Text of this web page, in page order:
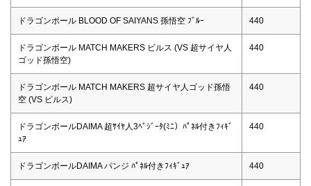
ドラゴンボール BLOOD OF SAIYANS 孫悟空 ﾌﾞﾙｰ 440
ドラゴンボール MATCH MAKERS ビルス (VS 超サイヤ人
ゴッド孫悟空)
440
ドラゴンボール MATCH MAKERS 超サイヤ人ゴッド孫悟
空 (VS ビルス)
440
ドラゴンボールDAIMA 超ｻｲﾔ人3ﾍﾞｼﾞｰﾀ(ﾐﾆ）ﾊﾟﾈﾙ付きﾌｨｷﾞ
ｭｱ
440
ドラゴンボールDAIMA パンジ ﾊﾟﾈﾙ付きﾌｨｷﾞｭｱ 440